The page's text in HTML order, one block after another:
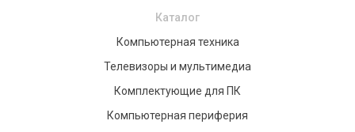
Каталог
Компьютерная техника
Телевизоры и мультимедиа
Комплектующие для ПК
Компьютерная периферия